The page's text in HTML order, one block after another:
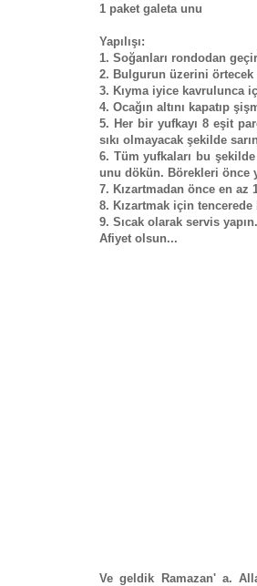
1 paket galeta unu
Yapılışı:
1. Soğanları rondodan
2. Bulgurun üzerini
3. Kıyma iyice kavrulunca
4. Ocağın altını kapatıp
5. Her bir yufkayı 8 eşit
sıkı olmayacak şekilde
6. Tüm yufkaları bu
unu dökün. Börekleri önce
7. Kızartmadan önce en
8. Kızartmak için tencerede
9. Sıcak olarak servis yapın.
Afiyet olsun...
Ve geldik Ramazan' a.